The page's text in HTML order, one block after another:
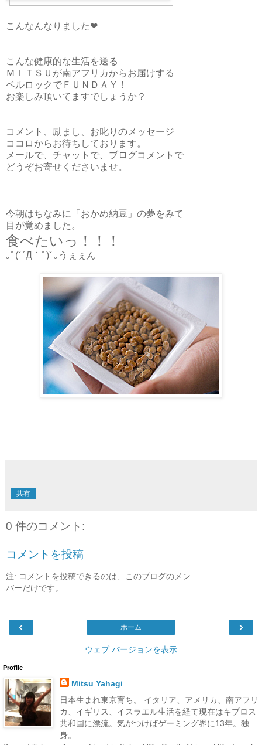
こんなんなりました❤
こんな健康的な生活を送る
ＭＩＴＳＵが南アフリカからお届けする
ベルロックでＦＵＮＤＡＹ！
お楽しみ頂いてますでしょうか？
コメント、励まし、お叱りのメッセージ
ココロからお待ちしております。
メールで、チャットで、ブログコメントで
どうぞお寄せくださいませ。
今朝はちなみに「おかめ納豆」の夢をみて
目が覚めました。
食べたいっ！！！
｡ﾟ(ﾟ´Д｀ﾟ)ﾟ｡うぇぇん
共有
0 件のコメント:
コメントを投稿
注: コメントを投稿できるのは、このブログのメン
バーだけです。
‹ ›
ホーム
ウェブ バージョンを表示
Profile
Mitsu Yahagi
日本生まれ東京育ち。 イタリア、アメリカ、南アフリ
カ、イギリス、イスラエル生活を経て現在はキプロス
共和国に漂流。気がつけばゲーミング界に13年。独
身。